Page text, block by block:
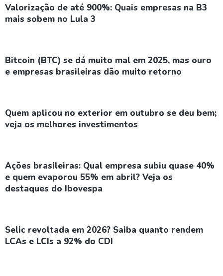
Valorização de até 900%: Quais empresas na B3
mais sobem no Lula 3
Bitcoin (BTC) se dá muito mal em 2025, mas ouro
e empresas brasileiras dão muito retorno
Quem aplicou no exterior em outubro se deu bem;
veja os melhores investimentos
Ações brasileiras: Qual empresa subiu quase 40%
e quem evaporou 55% em abril? Veja os
destaques do Ibovespa
Selic revoltada em 2026? Saiba quanto rendem
LCAs e LCIs a 92% do CDI